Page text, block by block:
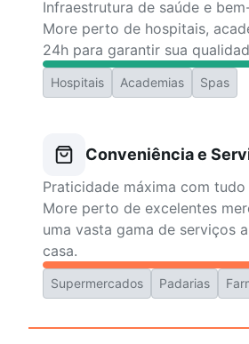
Infraestrutura de saúde e
More perto de hospitais,
24h para garantir sua
Hospitais Academias Spas
Conveniência e
Praticidade máxima com tudo
More perto de excelentes
uma vasta gama de serviços
casa.
Supermercados Padarias